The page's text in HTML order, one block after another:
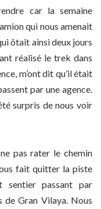
car la semaine
qui nous amenait
ôtait ainsi deux jours
réalisé le trek dans
m’ont dit qu’il était
par une agence.
surpris de nous voir
pas rater le chemin
fait quitter la piste
sentier passant par
de Gran Vilaya. Nous